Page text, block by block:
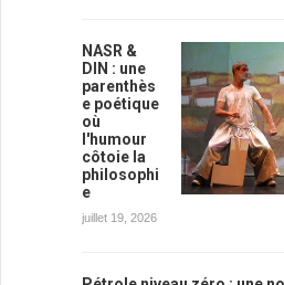
NASR &
DIN : une
parenthès
e poétique
où
l'humour
côtoie la
philosophi
e
juillet 19, 2026